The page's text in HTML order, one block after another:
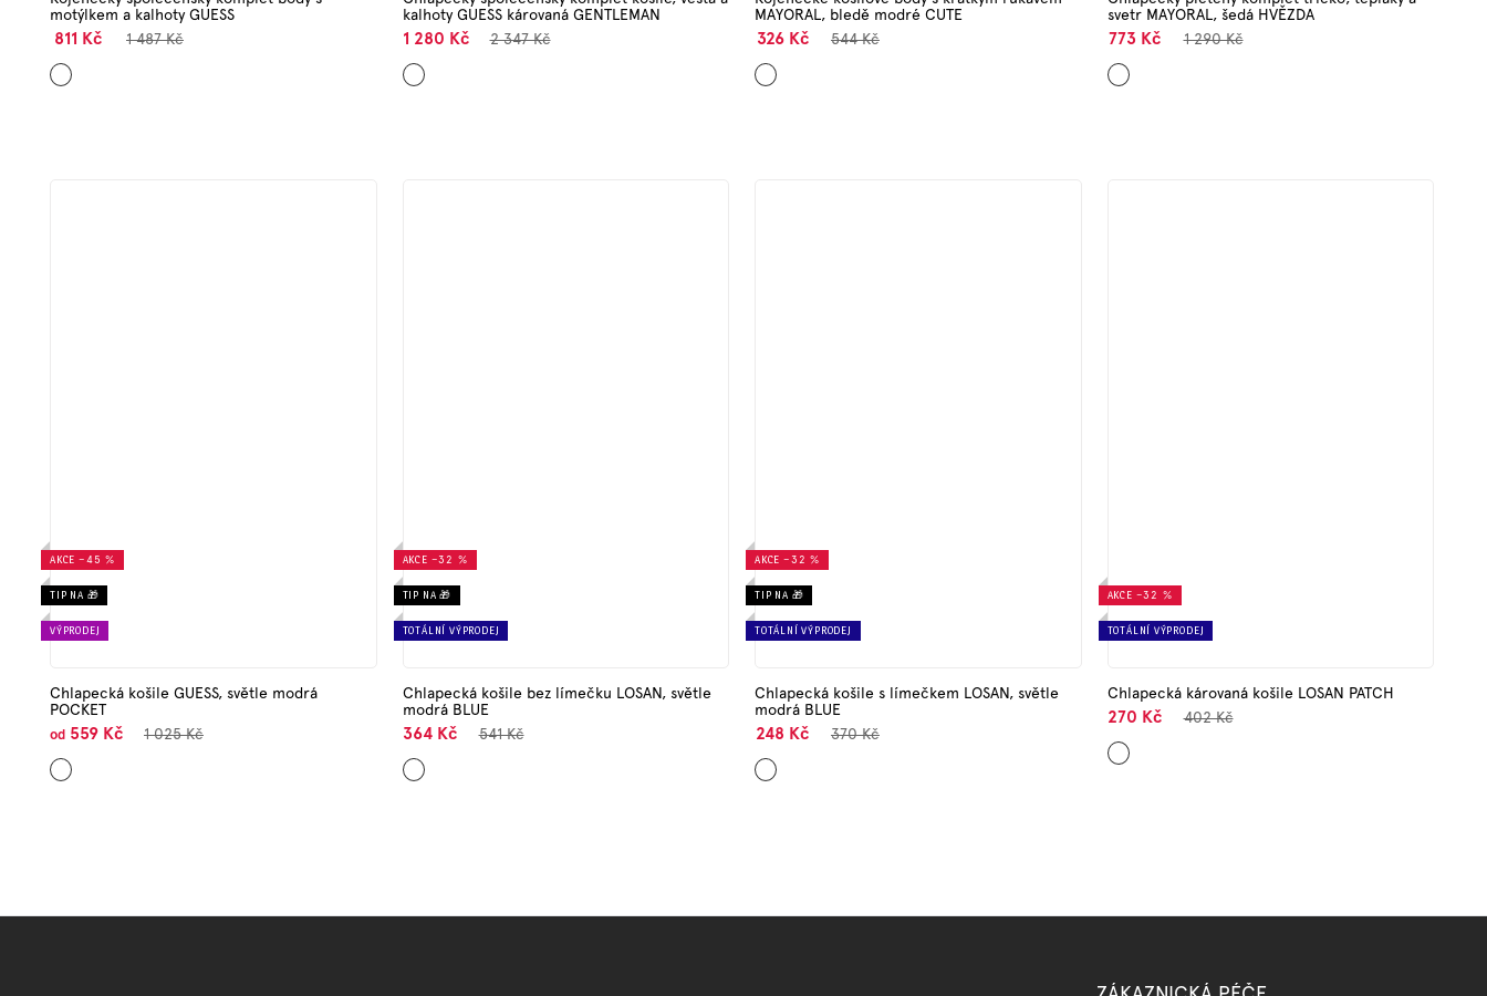
motýlkem a kalhoty GUESS
811 Kč 1 487 Kč
Mix
barev
kalhoty GUESS károvaná GENTLEMAN
1 280 Kč 2 347 Kč
Mix
barev
MAYORAL, bledě modré CUTE
326 Kč 544 Kč
Světle
modrá
svetr MAYORAL, šedá HVĚZDA
773 Kč 1 290 Kč
Mix
barev
AKCE –45 %
TIP NA 🎁
VÝPRODEJ
Chlapecká košile GUESS, světle modrá
POCKET
od 559 Kč 1 025 Kč
Světle
modrá
AKCE –32 %
TIP NA 🎁
TOTÁLNÍ VÝPRODEJ
Chlapecká košile bez límečku LOSAN, světle
modrá BLUE
364 Kč 541 Kč
Světle
modrá
AKCE –32 %
TIP NA 🎁
TOTÁLNÍ VÝPRODEJ
Chlapecká košile s límečkem LOSAN, světle
modrá BLUE
248 Kč 370 Kč
Světle
modrá
AKCE –32 %
TOTÁLNÍ VÝPRODEJ
Chlapecká károvaná košile LOSAN PATCH
270 Kč 402 Kč
Mix
barev
v